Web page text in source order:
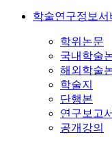
학술연구정보서
학위논문
국내학술
해외학술
학술지
단행본
연구보고서
공개강의